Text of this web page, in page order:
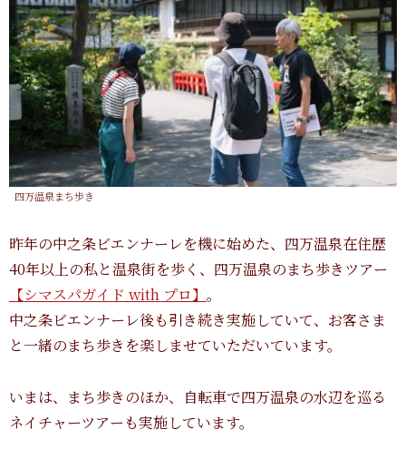
四万温泉まち歩き
昨年の中之条ビエンナーレを機に始めた、四万温泉在住歴
40年以上の私と温泉街を歩く、四万温泉のまち歩きツアー
【シマスパガイド with プロ】 。
中之条ビエンナーレ後も引き続き実施していて、お客さま
と一緒のまち歩きを楽しませていただいています。
いまは、まち歩きのほか、自転車で四万温泉の水辺を巡る
ネイチャーツアーも実施しています。